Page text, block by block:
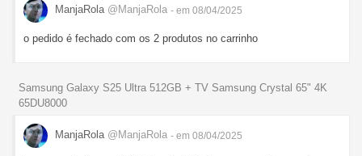
ManjaRola @ManjaRola - em 08/04/2025
o pedido é fechado com os 2 produtos no carrinho
Samsung Galaxy S25 Ultra 512GB + TV Samsung Crystal 65" 4K
65DU8000
ManjaRola @ManjaRola - em 08/04/2025